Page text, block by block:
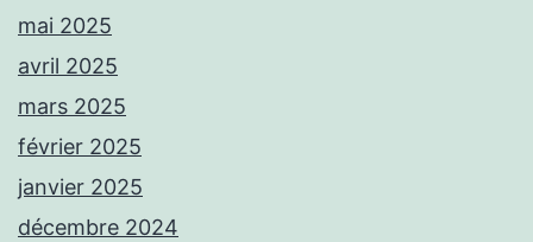
mai 2025
avril 2025
mars 2025
février 2025
janvier 2025
décembre 2024